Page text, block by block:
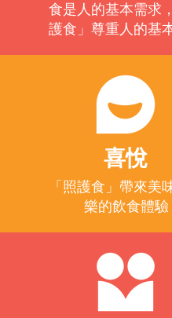
食是人的基本需求
護食」尊重人的基
喜悅
「照護食」帶來美
樂的飲食體驗